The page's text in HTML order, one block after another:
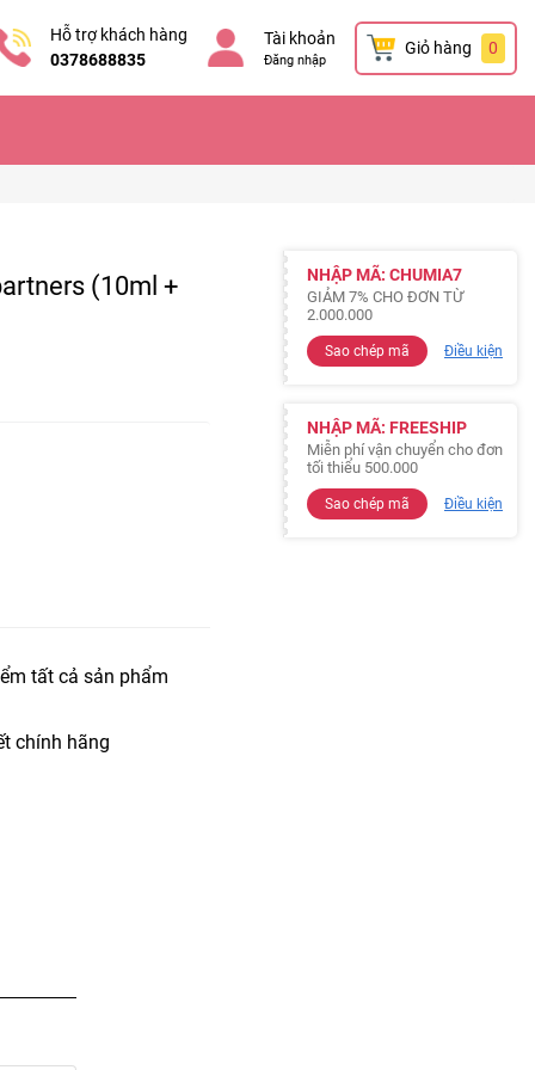
Hỗ trợ khách hàng
0378688835
Tài khoản
Đăng nhập
Giỏ hàng 0
(10ml +
tất cả sản phẩm
chính hãng
NHẬP MÃ: CHUMIA7
GIẢM 7% CHO ĐƠN TỪ
2.000.000
Sao chép mã Điều kiện
NHẬP MÃ: FREESHIP
Miễn phí vận chuyển cho đơn
tối thiểu 500.000
Sao chép mã Điều kiện